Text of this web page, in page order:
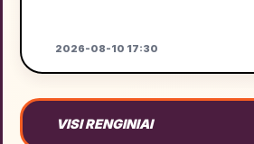
2026-08-10 17:30
VISI RENGINIAI